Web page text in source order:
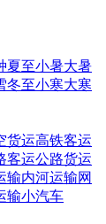
夏至小暑大暑
冬至小寒大寒
货运高铁客运
客运公路货运
输内河运输网
输小汽车